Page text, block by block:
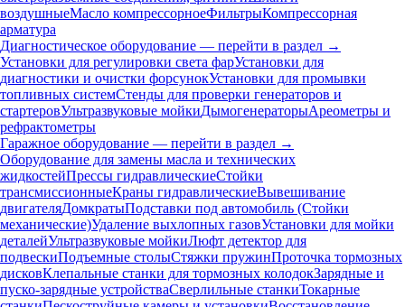
воздушныеМасло компрессорноеФильтрыКомпрессорная
арматура
Диагностическое оборудование — перейти в раздел →
Установки для регулировки света фарУстановки для
диагностики и очистки форсунокУстановки для промывки
топливных системСтенды для проверки генераторов и
стартеровУльтразвуковые мойкиДымогенераторыАреометры и
рефрактометры
Гаражное оборудование — перейти в раздел →
Оборудование для замены масла и технических
жидкостейПрессы гидравлическиеСтойки
трансмиссионныеКраны гидравлическиеВывешивание
двигателяДомкратыПодставки под автомобиль (Стойки
механические)Удаление выхлопных газовУстановки для мойки
деталейУльтразвуковые мойкиЛюфт детектор для
подвескиПодъемные столыСтяжки пружинПроточка тормозных
дисковКлепальные станки для тормозных колодокЗарядные и
пуско-зарядные устройстваСверлильные станкиТокарные